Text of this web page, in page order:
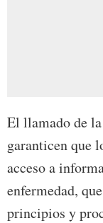
El llamado de la
garanticen que
acceso a
enfermedad,
principios y